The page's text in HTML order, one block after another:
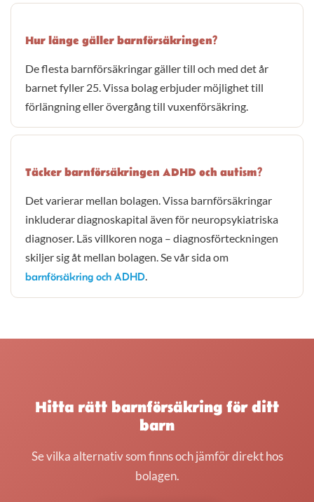
Hur länge gäller barnförsäkringen?
De flesta barnförsäkringar gäller till och med det år
barnet fyller 25. Vissa bolag erbjuder möjlighet till
förlängning eller övergång till vuxenförsäkring.
Täcker barnförsäkringen ADHD och autism?
Det varierar mellan bolagen. Vissa barnförsäkringar
inkluderar diagnoskapital även för neuropsykiatriska
diagnoser. Läs villkoren noga – diagnosförteckningen
skiljer sig åt mellan bolagen. Se vår sida om
barnförsäkring och ADHD.
Hitta rätt barnförsäkring för ditt
barn
Se vilka alternativ som finns och jämför direkt hos
bolagen.